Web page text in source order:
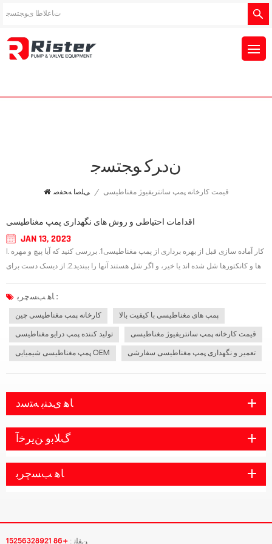
ﻥﺩﺮﮐ ﻮﺠﺘﺴﺟ
ﯽﻠﺻﺍ ﻪﺤﻔﺻ / قیمت کارخانه پمپ سانتریفیوژ مغناطیسی
اقدامات احتیاطی و روش های نگهداری پمپ مغناطیسی
JAN 13, 2023
I. کار آماده سازی قبل از بهره برداری از پمپ مغناطیسی1. بررسی کنید که آیا پیچ و مهره
ها و کانکتورها شل شده اند یا خیر، و اگر شل هستند آنها را ببندید.2. از دیسک دست برای
ﺎﻫ ﺐﺴﭼﺮﺑ :
کارخانه پمپ مغناطیسی چین پمپ های مغناطیسی با کیفیت بالا
تولید کننده پمپ درایو مغناطیسی قیمت کارخانه پمپ سانتریفیوژ مغناطیسی
پمپ مغناطیسی شیمیایی OEM تعمیر و نگهداری پمپ مغناطیسی سفارشی
ﺎﻫ ﯼﺪﻨﺑ ﻪﺘﺳﺩ
ﮒﻼ ﺑﻭ ﻦﯾﺮﺧﺁ
ﺎﻫ ﺐﺴﭼﺮﺑ
ﻦﻔﻠﺗ : +86 15256328921